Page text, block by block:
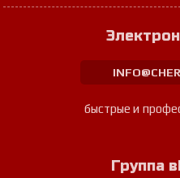
быстрые и
Группа